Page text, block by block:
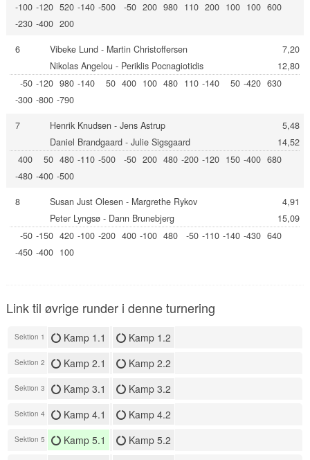
-100 -120 520 -140 -500 -50 200 980 110 200 100 100 600
-230 -400 200
6 Vibeke Lund - Martin Christoffersen
7,20
Nikolas Angelou - Periklis Pocnagiotidis
12,80
-50 -120 980 -140 50 400 100 480 110 -140 50 -420 630
-300 -800 -790
7 Henrik Knudsen - Jens Astrup
5,48
Daniel Brandgaard - Julie Sigsgaard
14,52
400
50 480 -110 -500 -50 200 480 -200 -120 150 -400 680
-480 -400 -500
8 Susan Just Olesen - Margrethe Rykov
4,91
Peter Lyngsø - Dann Brunebjerg
15,09
-50 -150 420 -100 -200 400 -100 480 -50 -110 -140 -430 640
-450 -400 100
Link til øvrige runder i denne turnering
Sektion 1 Kamp 1.1 Kamp 1.2
Sektion 2 Kamp 2.1 Kamp 2.2
Sektion 3 Kamp 3.1 Kamp 3.2
Sektion 4 Kamp 4.1 Kamp 4.2
Sektion 5 Kamp 5.1 Kamp 5.2